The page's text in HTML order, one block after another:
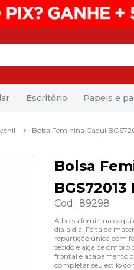
Escritório Papeis e
Bolsa Feminina Caqui
Bolsa
Cod.: 89298
A bolsa feminina caqui
dia a dia. Feita de
repartição única com
tecido e alça de
frontal e acabamento
completar seu estilo